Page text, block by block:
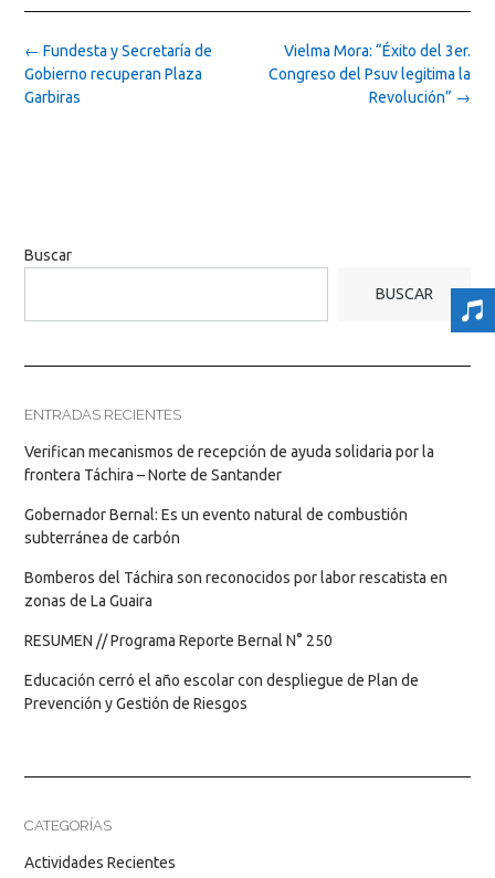
Post
navigation
Vielma Mora: “Éxito del 3er.
Congreso del Psuv legitima la
Revolución” →
← Fundesta y Secretaría de
Gobierno recuperan Plaza
Garbiras
Buscar
BUSCAR
ENTRADAS RECIENTES
Verifican mecanismos de recepción de ayuda solidaria por la
frontera Táchira – Norte de Santander
Gobernador Bernal: Es un evento natural de combustión
subterránea de carbón
Bomberos del Táchira son reconocidos por labor rescatista en
zonas de La Guaira
RESUMEN // Programa Reporte Bernal N° 250
Educación cerró el año escolar con despliegue de Plan de
Prevención y Gestión de Riesgos
CATEGORÍAS
Actividades Recientes